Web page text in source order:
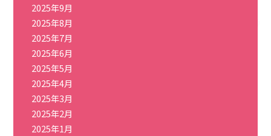
2025年9月
2025年8月
2025年7月
2025年6月
2025年5月
2025年4月
2025年3月
2025年2月
2025年1月